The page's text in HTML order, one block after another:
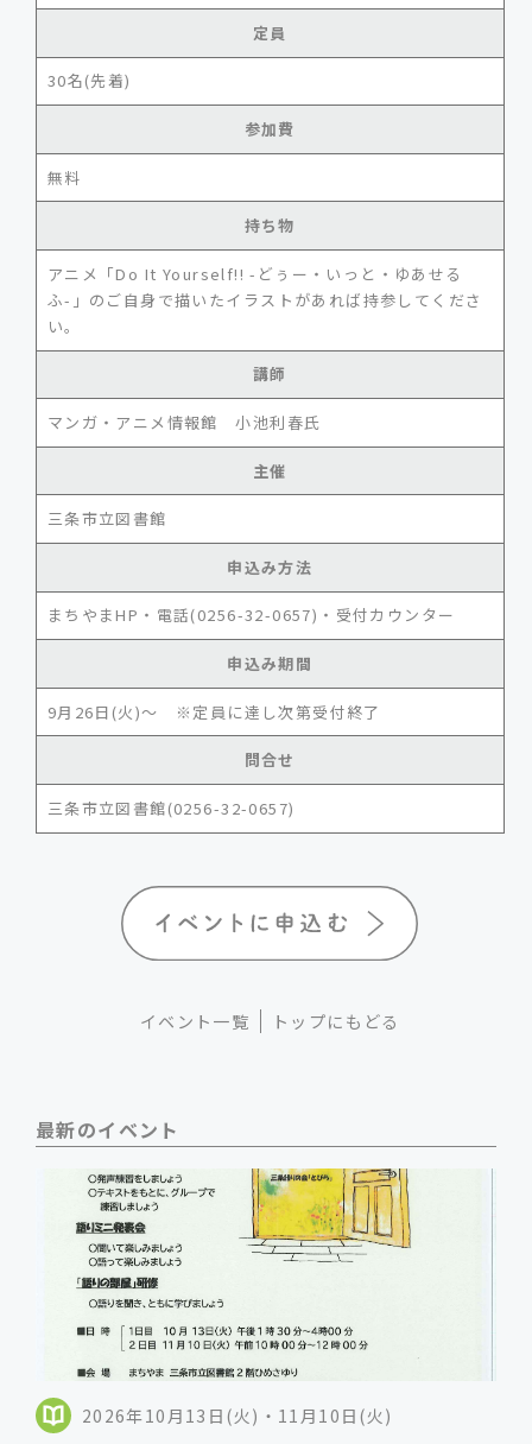
定員
30名(先着)
参加費
無料
持ち物
アニメ「Do It Yourself!! -どぅー・いっと・ゆあせる
ふ-」のご自身で描いたイラストがあれば持参してくださ
い。
講師
マンガ・アニメ情報館 小池利春氏
主催
三条市立図書館
申込み方法
まちやまHP・電話(0256-32-0657)・受付カウンター
申込み期間
9月26日(火)～ ※定員に達し次第受付終了
問合せ
三条市立図書館(0256-32-0657)
イベント一覧 トップにもどる
最新のイベント
2026年10月13日(火)・11月10日(火)